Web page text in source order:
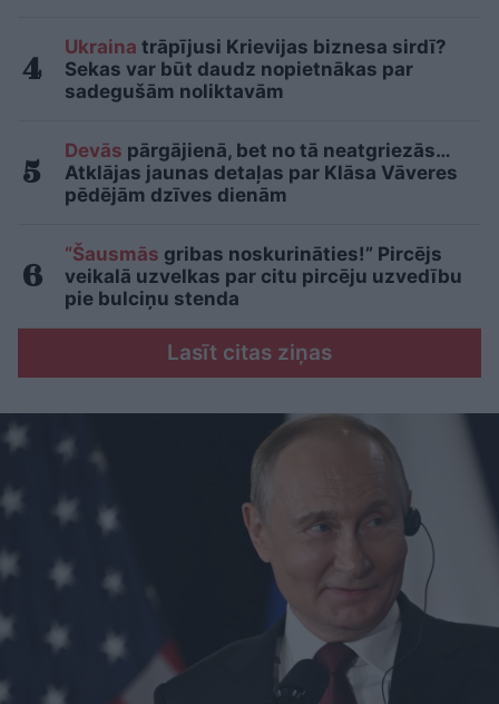
Ukraina trāpījusi Krievijas biznesa sirdī?
Sekas var būt daudz nopietnākas par
sadegušām noliktavām
Devās pārgājienā, bet no tā neatgriezās…
Atklājas jaunas detaļas par Klāsa Vāveres
pēdējām dzīves dienām
“Šausmās gribas noskurināties!” Pircējs
veikalā uzvelkas par citu pircēju uzvedību
pie bulciņu stenda
Lasīt citas ziņas